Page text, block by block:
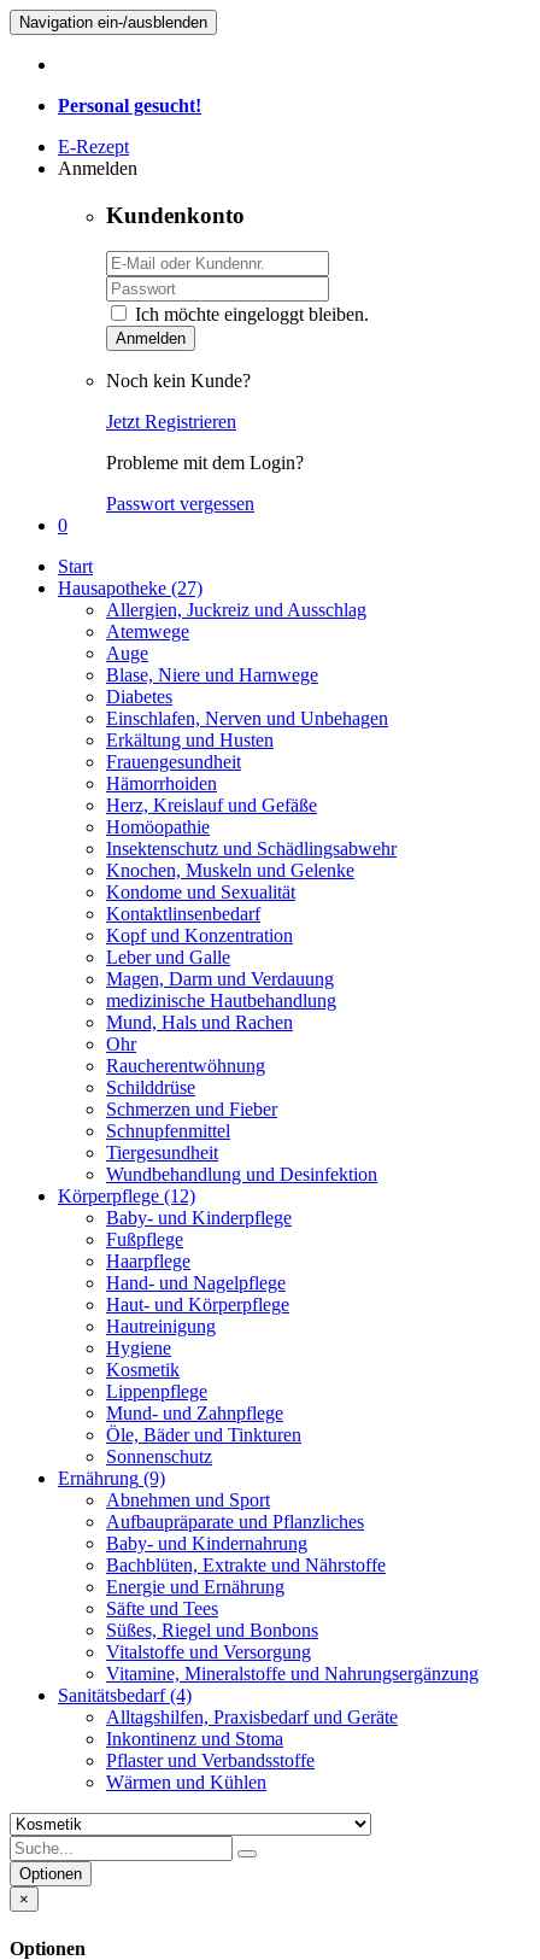
Navigation ein-/ausblenden
Personal gesucht!
E-Rezept
Anmelden
Kundenkonto
Ich möchte eingeloggt bleiben.
Anmelden
Noch kein Kunde?
Jetzt Registrieren
Probleme mit dem Login?
Passwort vergessen
0
Start
Hausapotheke (27)
Allergien, Juckreiz und Ausschlag
Atemwege
Auge
Blase, Niere und Harnwege
Diabetes
Einschlafen, Nerven und Unbehagen
Erkältung und Husten
Frauengesundheit
Hämorrhoiden
Herz, Kreislauf und Gefäße
Homöopathie
Insektenschutz und Schädlingsabwehr
Knochen, Muskeln und Gelenke
Kondome und Sexualität
Kontaktlinsenbedarf
Kopf und Konzentration
Leber und Galle
Magen, Darm und Verdauung
medizinische Hautbehandlung
Mund, Hals und Rachen
Ohr
Raucherentwöhnung
Schilddrüse
Schmerzen und Fieber
Schnupfenmittel
Tiergesundheit
Wundbehandlung und Desinfektion
Körperpflege (12)
Baby- und Kinderpflege
Fußpflege
Haarpflege
Hand- und Nagelpflege
Haut- und Körperpflege
Hautreinigung
Hygiene
Kosmetik
Lippenpflege
Mund- und Zahnpflege
Öle, Bäder und Tinkturen
Sonnenschutz
Ernährung (9)
Abnehmen und Sport
Aufbaupräparate und Pflanzliches
Baby- und Kindernahrung
Bachblüten, Extrakte und Nährstoffe
Energie und Ernährung
Säfte und Tees
Süßes, Riegel und Bonbons
Vitalstoffe und Versorgung
Vitamine, Mineralstoffe und Nahrungsergänzung
Sanitätsbedarf(4)
Alltagshilfen, Praxisbedarf und Geräte
Inkontinenz und Stoma
Pflaster und Verbandsstoffe
Wärmen und Kühlen
Optionen
×
Optionen